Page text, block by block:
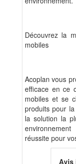
Découvrez la
mobiles
Acoplan vous
efficace en ce
mobiles et se
produits pour
la solution la
réussite pour
Avis